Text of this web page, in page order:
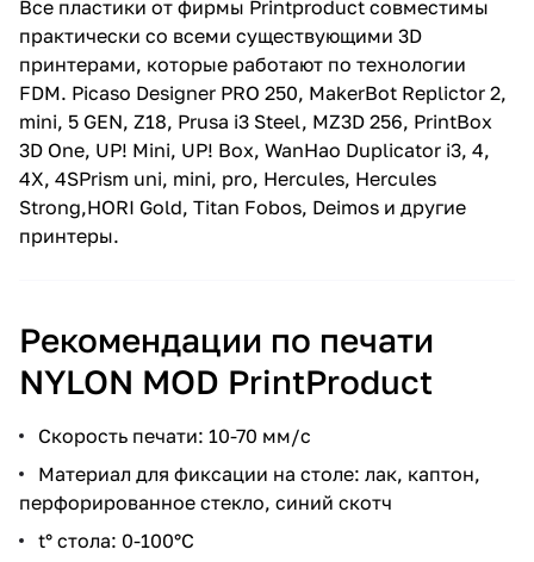
Все пластики от фирмы Printproduct совместимы
практически со всеми существующими 3D
принтерами, которые работают по технологии
FDM. Picaso Designer PRO 250, MakerBot Replictor 2,
mini, 5 GEN, Z18, Prusa i3 Steel, MZ3D 256, PrintBox
3D One, UP! Mini, UP! Box, WanHao Duplicator i3, 4,
4X, 4SPrism uni, mini, pro, Hercules, Hercules
Strong,HORI Gold, Titan Fobos, Deimos и другие
принтеры.
Рекомендации по печати
NYLON MOD PrintProduct
Скорость печати: 10-70 мм/с
Материал для фиксации на столе: лак, каптон,
перфорированное стекло, синий скотч
t° стола: 0-100°C